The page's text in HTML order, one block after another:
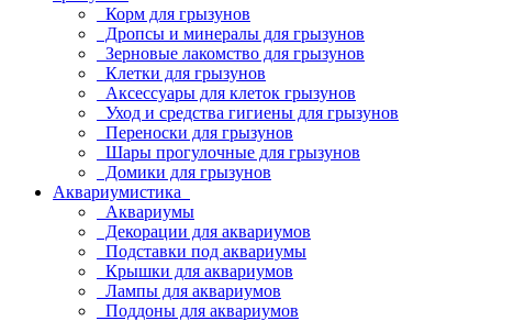
Корм для грызунов
Дропсы и минералы для грызунов
Зерновые лакомство для грызунов
Клетки для грызунов
Аксессуары для клеток грызунов
Уход и средства гигиены для грызунов
Переноски для грызунов
Шары прогулочные для грызунов
Домики для грызунов
Аквариумистика
Аквариумы
Декорации для аквариумов
Подставки под аквариумы
Крышки для аквариумов
Лампы для аквариумов
Поддоны для аквариумов